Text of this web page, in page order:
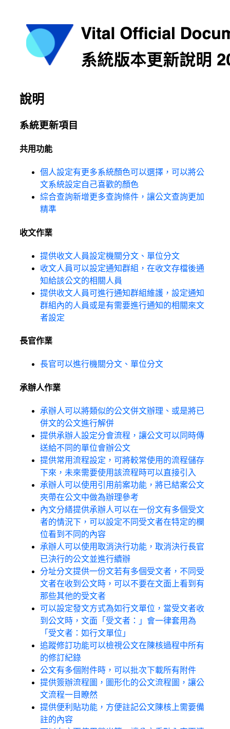
說明
系統更新項目
共用功能
個人設定有更多系統顏色可以選擇，可以將公
文系統設定自己喜歡的顏色
綜合查詢新增更多查詢條件，讓公文查詢更加
精準
收文作業
提供收文人員設定機關分文、單位分文
收文人員可以設定通知群組，在收文存檔後通
知給該公文的相關人員
提供收文人員可進行通知群組維護，設定通知
群組內的人員或是有需要進行通知的相關來文
者設定
長官作業
長官可以進行機關分文、單位分文
承辦人作業
承辦人可以將類似的公文併文辦理、或是將已
併文的公文進行解併
提供承辦人設定分會流程，讓公文可以同時傳
送給不同的單位會辦公文
提供常用流程設定，可將較常使用的流程儲存
下來，未來需要使用該流程時可以直接引入
承辦人可以使用引用前案功能，將已結案公文
夾帶在公文中做為辦理參考
內文分繕提供承辦人可以在一份文有多個受文
者的情況下，可以設定不同受文者在特定的欄
位看到不同的內容
承辦人可以使用取消決行功能，取消決行長官
已決行的公文並進行續辦
分址分文提供一份文若有多個受文者，不同受
文者在收到公文時，可以不要在文面上看到有
那些其他的受文者
可以設定發文方式為如行文單位，當受文者收
到公文時，文面「受文者：」會一律套用為
「受文者：如行文單位」
追蹤修訂功能可以檢視公文在陳核過程中所有
的修訂紀錄
公文有多個附件時，可以批次下載所有附件
提供簽辦流程圖，圖形化的公文流程圖，讓公
文流程一目瞭然
提供便利貼功能，方便註記公文陳核上需要備
註的內容